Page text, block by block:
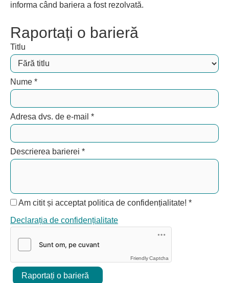
informa când bariera a fost rezolvată.
Raportați o barieră
Titlu
Nume *
Adresa dvs. de e-mail *
Descrierea barierei *
Am citit și acceptat politica de confidențialitate! *
Declarația de confidențialitate
Friendly Captcha
Raportați o barieră